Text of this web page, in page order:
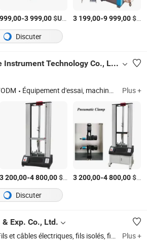
/set
999,00-3 999,00$US /set3 199,00-9 999,00$US
Discuter
Guangdong Guangce Instrument Technology Co., Ltd.
Équipement d'essai, machine d'essai de matériaux polymères, machine d'essai mécanique, chambre d'essai environnementale, machine d'essai de flammabilité Plus +
/Jeu
3 200,00-4 800,00$US /Jeu
3 200,00-4 800,00$US
Discuter
& Exp. Co., Ltd.
câbles électriques, fils isolés, fils électriques domestiques, fils isolés en PVC, fils photovoltaïques, fils tressés, câbles BVVB, fils Rvs, fils Agrp Plus +